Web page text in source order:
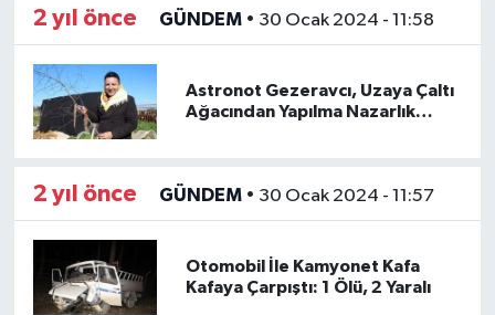
2 yıl önce GÜNDEM• 30 Ocak 2024 - 11:58
Astronot Gezeravcı, Uzaya Çaltı
Ağacından Yapılma Nazarlık
2 yıl önce GÜNDEM• 30 Ocak 2024 - 11:57
Otomobil İle Kamyonet Kafa
Kafaya Çarpıştı: 1 Ölü, 2 Yaralı